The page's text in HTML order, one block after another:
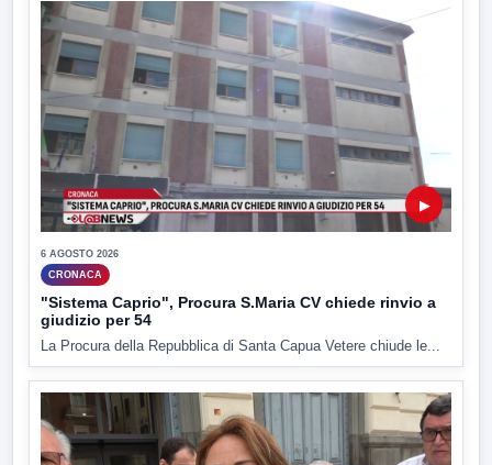
▶
6 AGOSTO 2026
CRONACA
"Sistema Caprio", Procura S.Maria CV chiede rinvio a
giudizio per 54
La Procura della Repubblica di Santa Capua Vetere chiude le...